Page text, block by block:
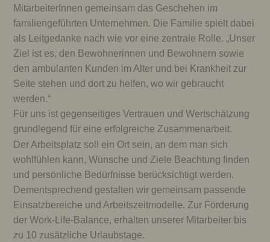
MitarbeiterInnen gemeinsam das Geschehen im
familiengeführten Unternehmen. Die Familie spielt dabei
als Leitgedanke nach wie vor eine zentrale Rolle. „Unser
Ziel ist es, den Bewohnerinnen und Bewohnern sowie
den ambulanten Kunden im Alter und bei Krankheit zur
Seite stehen und dort zu helfen, wo wir gebraucht
werden.“
Für uns ist gegenseitiges Vertrauen und Wertschätzung
grundlegend für eine erfolgreiche Zusammenarbeit.
Der Arbeitsplatz soll ein Ort sein, an dem man sich
wohlfühlen kann, Wünsche und Ziele Beachtung finden
und persönliche Bedürfnisse berücksichtigt werden.
Dementsprechend gestalten wir gemeinsam passende
Einsatzbereiche und Arbeitszeitmodelle. Zur Förderung
der Work-Life-Balance, erhalten unserer Mitarbeiter bis
zu 10 zusätzliche Urlaubstage.